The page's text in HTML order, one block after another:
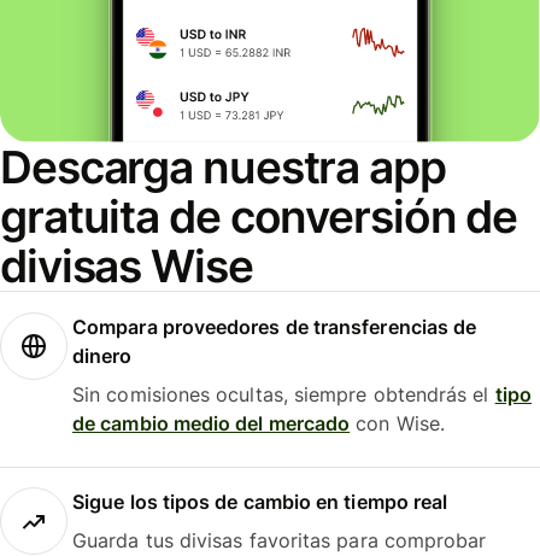
Descarga nuestra app
gratuita de conversión de
divisas Wise
Compara proveedores de transferencias de
dinero
Sin comisiones ocultas, siempre obtendrás el tipo
de cambio medio del mercado con Wise.
Sigue los tipos de cambio en tiempo real
Guarda tus divisas favoritas para comprobar